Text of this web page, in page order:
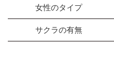
女性のタイプ
サクラの有無